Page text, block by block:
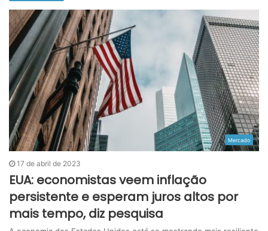
Mercado
17 de abril de 2023
EUA: economistas veem inflação
persistente e esperam juros altos por
mais tempo, diz pesquisa